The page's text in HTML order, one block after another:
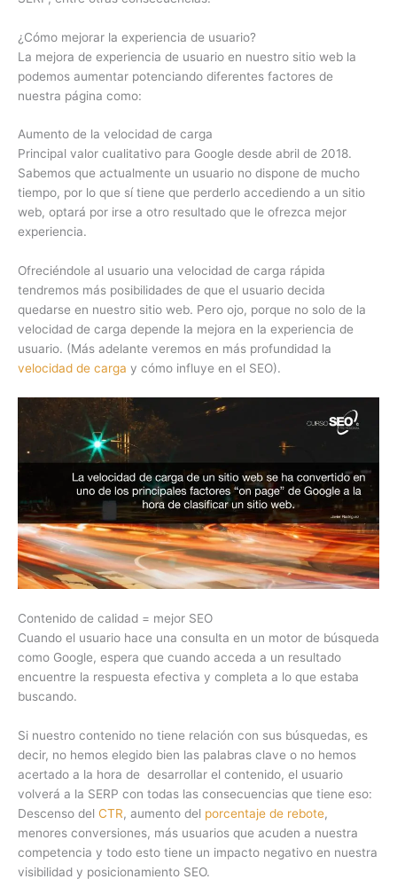
¿Cómo mejorar la experiencia de usuario?
La mejora de experiencia de usuario en nuestro sitio web la
podemos aumentar potenciando diferentes factores de
nuestra página como:
Aumento de la velocidad de carga
Principal valor cualitativo para Google desde abril de 2018.
Sabemos que actualmente un usuario no dispone de mucho
tiempo, por lo que sí tiene que perderlo accediendo a un sitio
web, optará por irse a otro resultado que le ofrezca mejor
experiencia.
Ofreciéndole al usuario una velocidad de carga rápida
tendremos más posibilidades de que el usuario decida
quedarse en nuestro sitio web. Pero ojo, porque no solo de la
velocidad de carga depende la mejora en la experiencia de
usuario. (Más adelante veremos en más profundidad la
velocidad de carga y cómo influye en el SEO).
Contenido de calidad = mejor SEO
Cuando el usuario hace una consulta en un motor de búsqueda
como Google, espera que cuando acceda a un resultado
encuentre la respuesta efectiva y completa a lo que estaba
buscando.
Si nuestro contenido no tiene relación con sus búsquedas, es
decir, no hemos elegido bien las palabras clave o no hemos
acertado a la hora de desarrollar el contenido, el usuario
volverá a la SERP con todas las consecuencias que tiene eso:
Descenso del CTR, aumento del porcentaje de rebote,
menores conversiones, más usuarios que acuden a nuestra
competencia y todo esto tiene un impacto negativo en nuestra
visibilidad y posicionamiento SEO.